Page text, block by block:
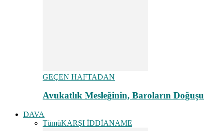
GEÇEN HAFTADAN
Avukatlık Mesleğinin, Baroların Doğuşu
DAVA
TümüKARŞI İDDİANAME